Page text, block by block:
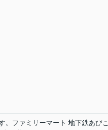
。ファミリーマート 地下鉄あび